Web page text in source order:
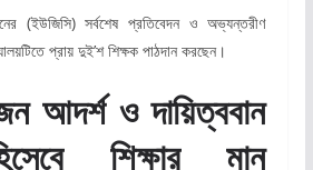
(ইউজিসি) সর্বশেষ প্রতিবেদন ও অভ্যন্তরীণ
প্রায় দুই’শ শিক্ষক পাঠদান করছেন।
আদর্শ ও দায়িত্ববান
শিক্ষার মান